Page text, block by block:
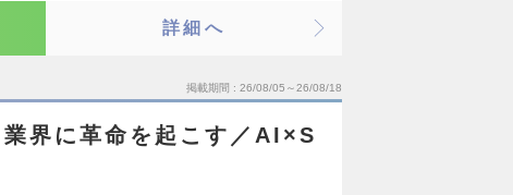
詳細へ
掲載期間 26/08/05～26/08/18
界に革命を起こす／AI×S